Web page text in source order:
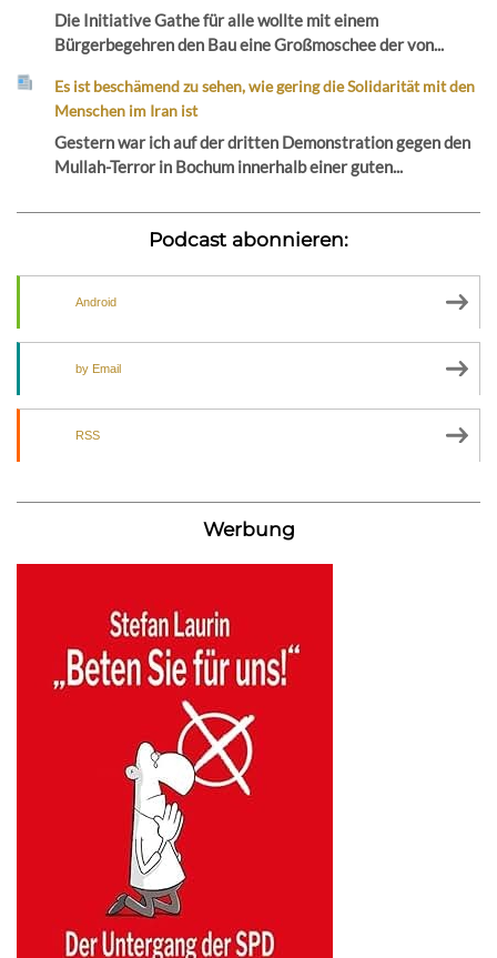
Die Initiative Gathe für alle wollte mit einem
Bürgerbegehren den Bau eine Großmoschee der von...
Es ist beschämend zu sehen, wie gering die Solidarität mit den
Menschen im Iran ist
Gestern war ich auf der dritten Demonstration gegen den
Mullah-Terror in Bochum innerhalb einer guten...
Podcast abonnieren:
Android
by Email
RSS
Werbung